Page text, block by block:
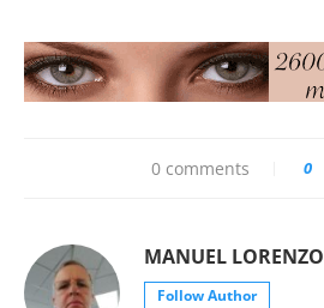
0 comments 0
MANUEL LORENZO
Follow Author